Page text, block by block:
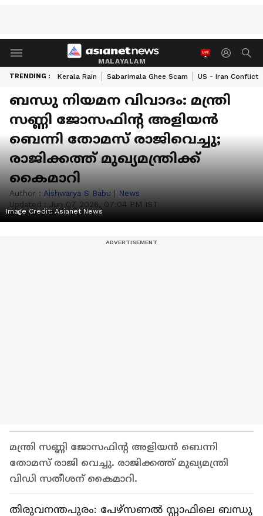
MALAYALAM
TRENDING : Kerala Rain Sabarimala Ghee Scam US - Iran Conflict
ബന്ധു നിയമന വിവാദം: മന്ത്രി
സണ്ണി ജോസഫിന്റ അളിയൻ
ബെന്നി തോമസ് രാജിവെച്ചു;
രാജിക്കത്ത് മുഖ്യമന്ത്രിക്ക്
കൈമാറി
Author : Aishwarya S Babu | News
Updated : Jun 07 2026, 07:04 PM IST
Image Credit:Asianet News
മന്ത്രി സണ്ണി ജോസഫിന്റ അളിയൻ ബെന്നി
തോമസ് രാജി വെച്ചു. രാജിക്കത്ത് മുഖ്യമന്ത്രി
വിഡി സതീശന് കൈമാറി.
തിരുവനന്തപുരം: പേഴ്സണൽ സ്റ്റാഫിലെ ബന്ധു